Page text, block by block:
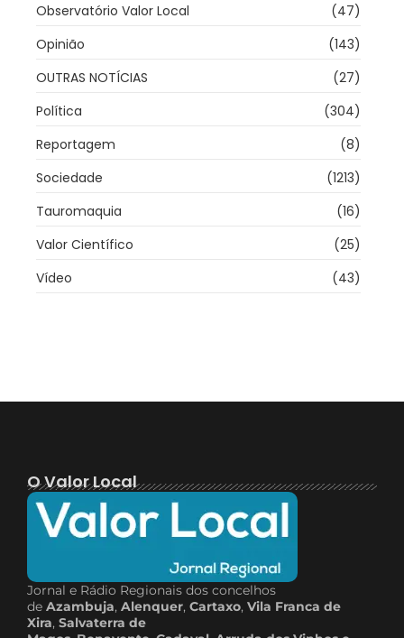
Observatório Valor Local
(47)
Opinião
(143)
OUTRAS NOTÍCIAS
(27)
Política
(304)
Reportagem
(8)
Sociedade
(1213)
Tauromaquia
(16)
Valor Científico
(25)
Vídeo
(43)
O Valor Local
Jornal e Rádio Regionais dos concelhos
de Azambuja, Alenquer, Cartaxo, Vila Franca de
Xira, Salvaterra de